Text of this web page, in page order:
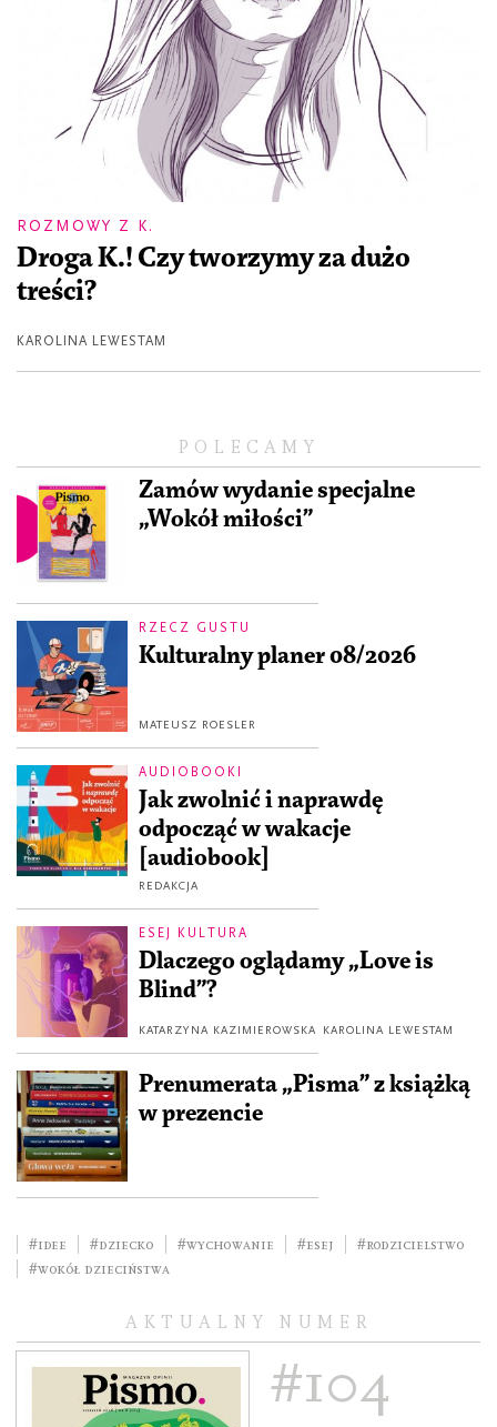
POLECAMY
Zamów wydanie specjalne
„Wokół miłości”
RZECZ GUSTU
Kulturalny planer 08/2026
MATEUSZ ROESLER
AUDIOBOOKI
Jak zwolnić i naprawdę
odpocząć w wakacje
[audiobook]
REDAKCJA
ESEJ KULTURA
Dlaczego oglądamy „Love is
Blind”?
KATARZYNA KAZIMIEROWSKA KAROLINA LEWESTAM
Prenumerata „Pisma” z książką
w prezencie
#idee #dziecko #wychowanie #esej
#rodzicielstwo
#Wokół dzieciństwa
AKTUALNY NUMER
#104
ROZMOWY Z K.
Droga K.! Czy tworzymy za dużo
treści?
KAROLINA LEWESTAM